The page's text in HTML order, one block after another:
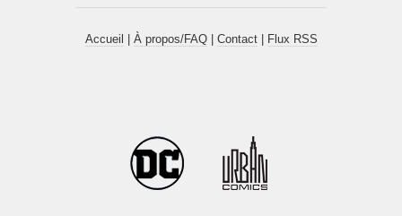
Accueil | À propos/FAQ| Contact| Flux RSS